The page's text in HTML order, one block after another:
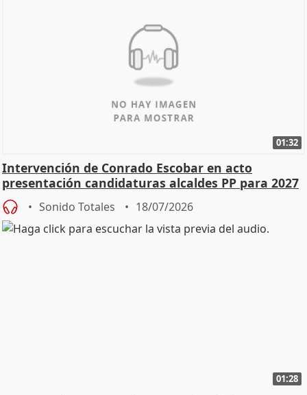
01:32
Intervención de Conrado Escobar en acto
presentación candidaturas alcaldes PP para 2027
Sonido Totales 18/07/2026
01:28